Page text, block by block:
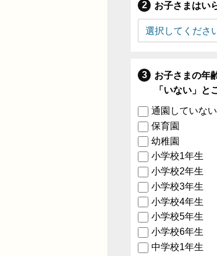
お子さまはい
お子さまの年
「いない」と
通園していな
保育園
幼稚園
小学校1年生
小学校2年生
小学校3年生
小学校4年生
小学校5年生
小学校6年生
中学校1年生